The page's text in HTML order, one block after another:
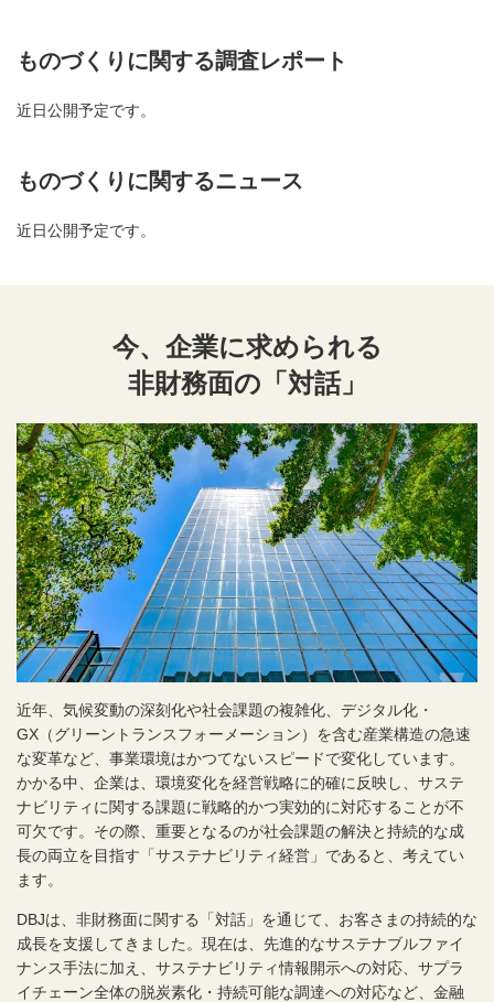
ものづくりに関する調査レポート
近日公開予定です。
ものづくりに関するニュース
近日公開予定です。
今、企業に求められる
非財務面の「対話」
近年、気候変動の深刻化や社会課題の複雑化、デジタル化・
GX（グリーントランスフォーメーション）を含む産業構造の急速
な変革など、事業環境はかつてないスピードで変化しています。
かかる中、企業は、環境変化を経営戦略に的確に反映し、サステ
ナビリティに関する課題に戦略的かつ実効的に対応することが不
可欠です。その際、重要となるのが社会課題の解決と持続的な成
長の両立を目指す「サステナビリティ経営」であると、考えてい
ます。
DBJは、非財務面に関する「対話」を通じて、お客さまの持続的な
成長を支援してきました。現在は、先進的なサステナブルファイ
ナンス手法に加え、サステナビリティ情報開示への対応、サプラ
イチェーン全体の脱炭素化・持続可能な調達への対応など、金融